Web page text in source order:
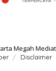
Megah
Disclaimer